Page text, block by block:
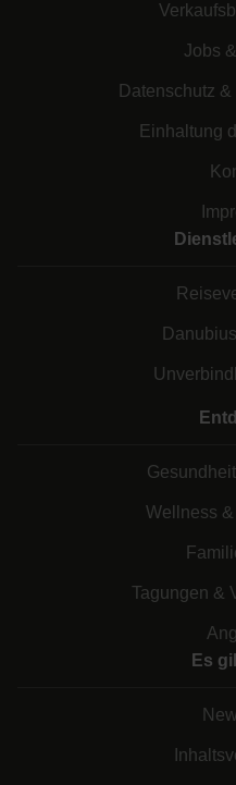
Jobs
Datenschutz
Einhaltung
Wellness
Tagungen &
Es